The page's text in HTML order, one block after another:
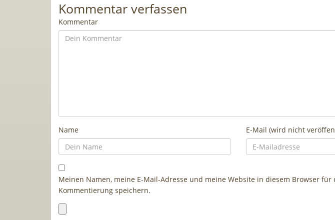
Kommentar verfassen
Kommentar
Name E-Mail (wird nicht
Meinen Namen, meine E-Mail-Adresse und meine Website in diesem Browser für
Kommentierung speichern.